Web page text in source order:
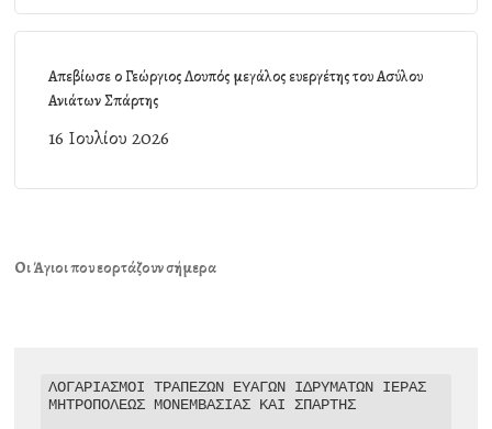
Απεβίωσε ο Γεώργιος Λουπός μεγάλος ευεργέτης του Ασύλου
Ανιάτων Σπάρτης
16 Ιουλίου 2026
Οι Άγιοι που εορτάζουν σήμερα
ΛΟΓΑΡΙΑΣΜΟΙ ΤΡΑΠΕΖΩΝ ΕΥΑΓΩΝ ΙΔΡΥΜΑΤΩΝ ΙΕΡΑΣ
ΜΗΤΡΟΠΟΛΕΩΣ ΜΟΝΕΜΒΑΣΙΑΣ ΚΑΙ ΣΠΑΡΤΗΣ